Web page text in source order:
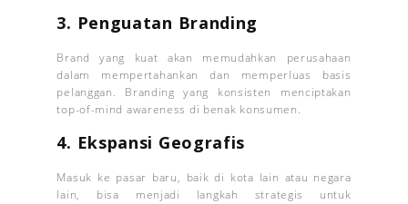
3. Penguatan Branding
Brand yang kuat akan memudahkan perusahaan
dalam mempertahankan dan memperluas basis
pelanggan. Branding yang konsisten menciptakan
top-of-mind awareness di benak konsumen.
4. Ekspansi Geografis
Masuk ke pasar baru, baik di kota lain atau negara
lain, bisa menjadi langkah strategis untuk